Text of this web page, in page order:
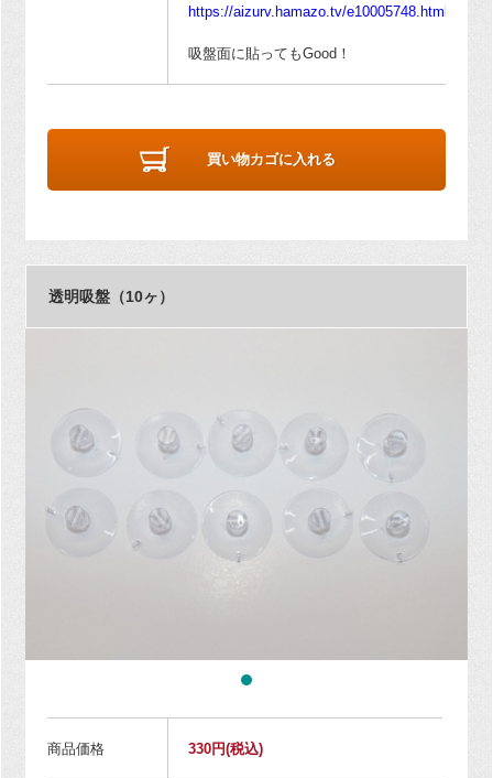
https://aizurv.hamazo.tv/e10005748.html
吸盤面に貼ってもGood！
買い物カゴに入れる
透明吸盤（10ヶ）
商品価格 330円(税込)